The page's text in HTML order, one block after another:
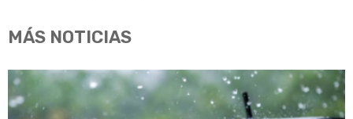
MÁS NOTICIAS